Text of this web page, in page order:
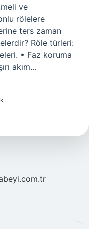
ve
rölelere
ters zaman
Röle türleri:
• Faz koruma
akım…